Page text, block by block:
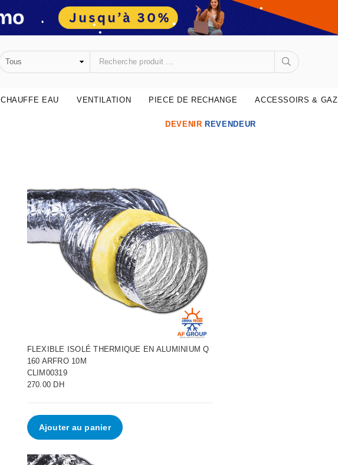
CHAUFFE EAU VENTILATION PIECE DE RECHANGE ACCESSOIRS & GAZ
DEVENIR REVENDEUR
FLEXIBLE ISOLÉ THERMIQUE EN ALUMINIUM Q
160 ARFRO 10M
CLIM00319
270.00 DH
Ajouter au panier
•
•
•
•
•
•
•
•